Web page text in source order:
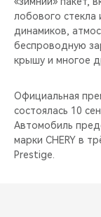
CHERY ДЛЯ ДЕТЕЙ
лобового стекла
динамиков,
беспроводную
крышу и многое
Официальная
состоялась 10
Автомобиль
марки CHERY в
Prestige.